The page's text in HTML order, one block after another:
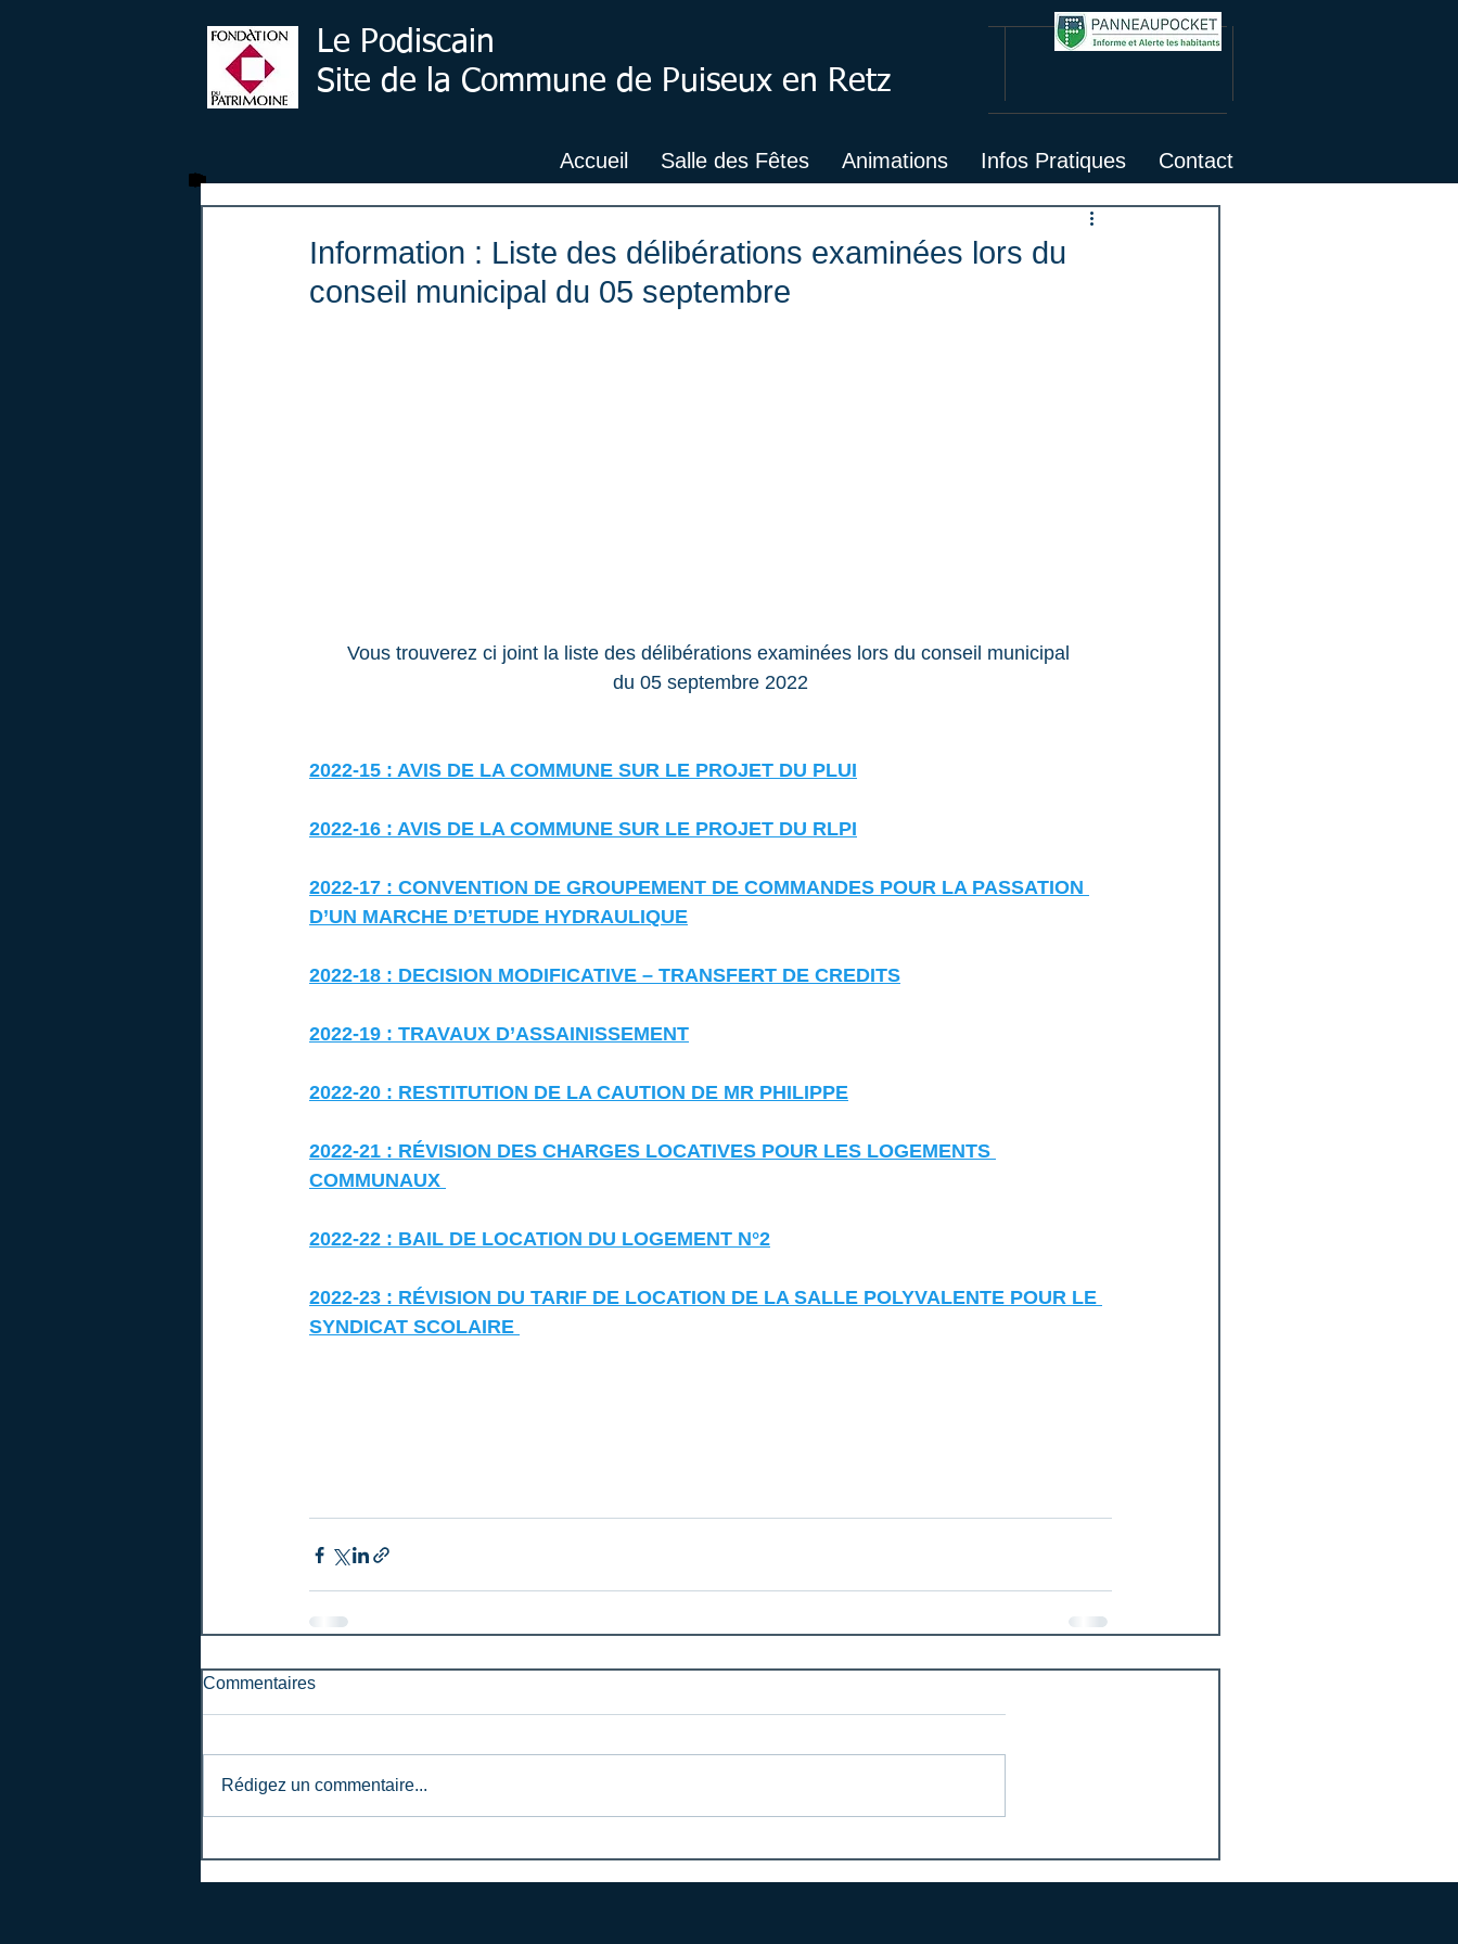
Le Podiscain
Site de la Commune de Puiseux en Retz
Accueil Salle des Fêtes Animations Infos Pratiques Contact
Information : Liste des délibérations examinées lors du
conseil municipal du 05 septembre
Vous trouverez ci joint la liste des délibérations examinées lors du conseil municipal
du 05 septembre 2022
2022-15 : AVIS DE LA COMMUNE SUR LE PROJET DU PLUI
2022-16 : AVIS DE LA COMMUNE SUR LE PROJET DU RLPI
2022-17 : CONVENTION DE GROUPEMENT DE COMMANDES POUR LA PASSATION
D’UN MARCHE D’ETUDE HYDRAULIQUE
2022-18 : DECISION MODIFICATIVE – TRANSFERT DE CREDITS
2022-19 : TRAVAUX D’ASSAINISSEMENT
2022-20 : RESTITUTION DE LA CAUTION DE MR PHILIPPE
2022-21 : RÉVISION DES CHARGES LOCATIVES POUR LES LOGEMENTS
COMMUNAUX
2022-22 : BAIL DE LOCATION DU LOGEMENT N°2
2022-23 : RÉVISION DU TARIF DE LOCATION DE LA SALLE POLYVALENTE POUR LE
SYNDICAT SCOLAIRE
Commentaires
Rédigez un commentaire...